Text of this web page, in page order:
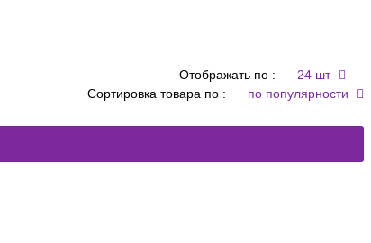
Отображать по :
24 шт
Сортировка товара по :
по популярности